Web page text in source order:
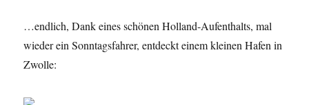
…endlich, Dank eines schönen Holland-Aufenthalts, mal
wieder ein Sonntagsfahrer, entdeckt einem kleinen Hafen in
Zwolle: